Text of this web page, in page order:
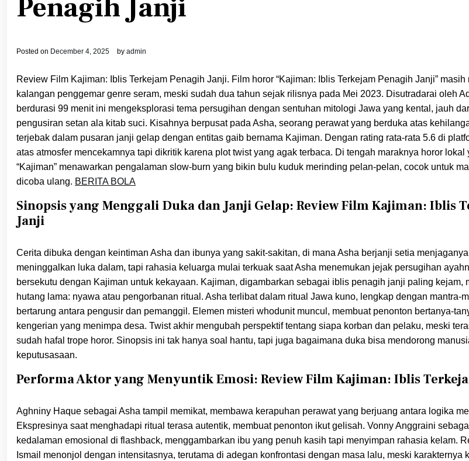
Penagih Janji
Posted on December 4, 2025 by admin
Review Film Kajiman: Iblis Terkejam Penagih Janji. Film horor “Kajiman: Iblis Terkejam Penagih Janji”
kalangan penggemar genre seram, meski sudah dua tahun sejak rilisnya pada Mei 2023. Disutradarai oleh
berdurasi 99 menit ini mengeksplorasi tema persugihan dengan sentuhan mitologi Jawa yang kental, jauh
pengusiran setan ala kitab suci. Kisahnya berpusat pada Asha, seorang perawat yang berduka atas
terjebak dalam pusaran janji gelap dengan entitas gaib bernama Kajiman. Dengan rating rata-rata 5.6 di
atas atmosfer mencekamnya tapi dikritik karena plot twist yang agak terbaca. Di tengah maraknya horor lokal
“Kajiman” menawarkan pengalaman slow-burn yang bikin bulu kuduk merinding pelan-pelan, cocok untuk
dicoba ulang. BERITA BOLA
Sinopsis yang Menggali Duka dan Janji Gelap: Review Film Kajiman: Iblis
Janji
Cerita dibuka dengan keintiman Asha dan ibunya yang sakit-sakitan, di mana Asha berjanji setia
meninggalkan luka dalam, tapi rahasia keluarga mulai terkuak saat Asha menemukan jejak persugihan
bersekutu dengan Kajiman untuk kekayaan. Kajiman, digambarkan sebagai iblis penagih janji paling kejam,
hutang lama: nyawa atau pengorbanan ritual. Asha terlibat dalam ritual Jawa kuno, lengkap dengan mantra-
bertarung antara pengusir dan pemanggil. Elemen misteri whodunit muncul, membuat penonton bertanya-
kengerian yang menimpa desa. Twist akhir mengubah perspektif tentang siapa korban dan pelaku, meski
sudah hafal trope horor. Sinopsis ini tak hanya soal hantu, tapi juga bagaimana duka bisa mendorong
keputusasaan.
Performa Aktor yang Menyuntik Emosi: Review Film Kajiman: Iblis
Aghniny Haque sebagai Asha tampil memikat, membawa kerapuhan perawat yang berjuang antara logika
Ekspresinya saat menghadapi ritual terasa autentik, membuat penonton ikut gelisah. Vonny Anggraini
kedalaman emosional di flashback, menggambarkan ibu yang penuh kasih tapi menyimpan rahasia kelam.
Ismail menonjol dengan intensitasnya, terutama di adegan konfrontasi dengan masa lalu, meski karakternya